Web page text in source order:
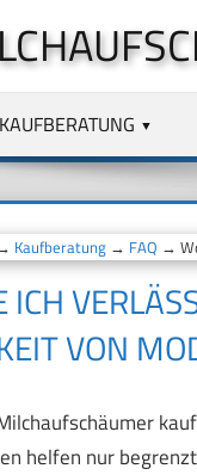
KAUFBERATUNG
Kaufberatung→ FAQ →
ICH
VON
helfen nur